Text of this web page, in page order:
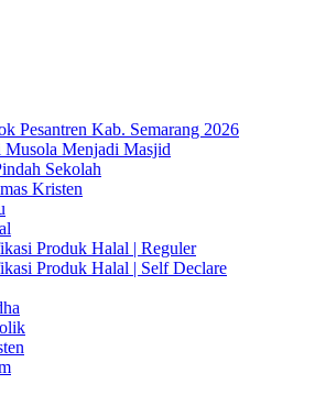
Pesantren Kab. Semarang 2026
Menjadi Masjid
Sekolah
Kristen
Produk Halal | Reguler
Produk Halal | Self Declare